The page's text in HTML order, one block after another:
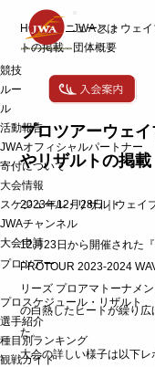
o
g
l
n
v
i
g
a
i
o
n
JWAとは
団体概要
競技
ルー
ル
活動報告
JWAオフィシャルパートナー
寄付について
大会情報
スケジュール・リザルト
JWAチャンネル
大会申請
プロツアー
プロスケジュール・リザルト
選手紹介
種目別ランキング
観戦ガイド
HOME>ニュース> ウェ
トの掲載
プロツアーウェ
やリザルトの掲載
2023年12月28日｜ウェイ
12月23日から開催された
PROTOUR 2023-2024
リーズ プロアマトーナメ
の白熱したヒートが繰り広
た。
大会の詳しい様子は以下